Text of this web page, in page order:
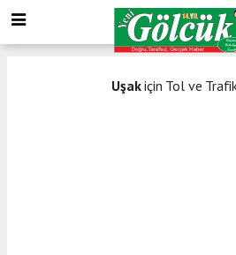
Uşakiçin Tol ve